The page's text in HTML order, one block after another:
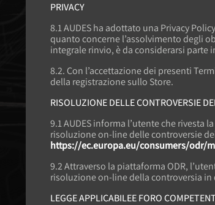
PRIVACY
8.1 AUDES ha adottato una Privacy
quanto concerne l’assolvimento degli
integrale rinvio, è da considerarsi parte
8.2. Con l’accettazione dei presenti
della registrazione sullo Store.
RISOLUZIONE DELLE CONTROVERSIE
9.1 AUDES informa l’utente che rivesta
risoluzione on-line delle controversie
https://ec.europa.eu/consumers/odr/
9.2 Attraverso la piattaforma ODR,
risoluzione on-line della controversia in
LEGGE APPLICABILEE FORO